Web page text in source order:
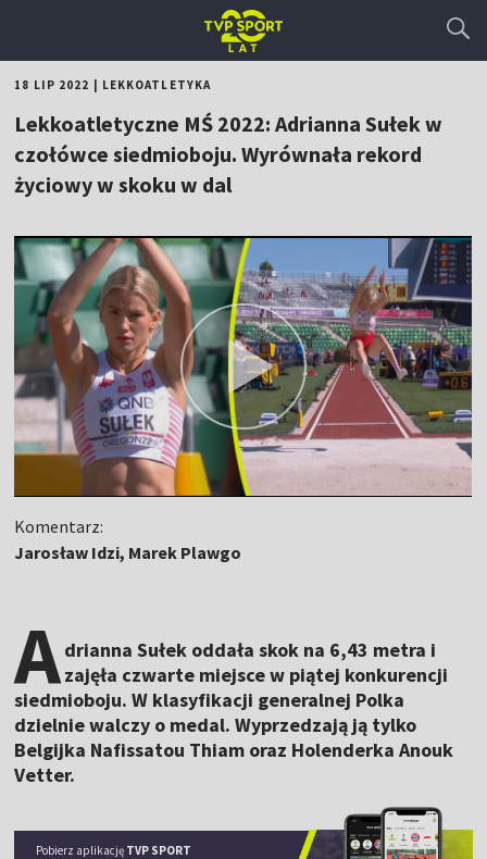
18 LIP 2022 LEKKOATLETYKA
Lekkoatletyczne MŚ 2022: Adrianna Sułek w
czołówce siedmioboju. Wyrównała rekord
życiowy w skoku w dal
Komentarz:
Jarosław Idzi, Marek Plawgo
Adrianna Sułek oddała skok na 6,43 metra i
zajęła czwarte miejsce w piątej konkurencji
siedmioboju. W klasyfikacji generalnej Polka
dzielnie walczy o medal. Wyprzedzają ją tylko
Belgijka Nafissatou Thiam oraz Holenderka Anouk
Vetter.
Pobierz aplikację TVP SPORT